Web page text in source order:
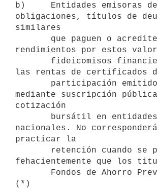
b)     Entidades emisoras de
obligaciones, títulos de
similares
rendimientos por estos
las rentas de certificados
mediante suscripción
cotización
nacionales. No corresponderá
practicar la
fehacientemente que los
(*)